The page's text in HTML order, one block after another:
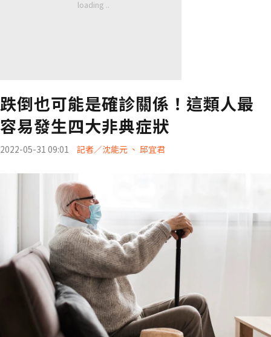
跌倒也可能是確診關係！這類人最
容易發生四大非典症狀
2022-05-31 09:01 記者／沈能元 、 邱宜君